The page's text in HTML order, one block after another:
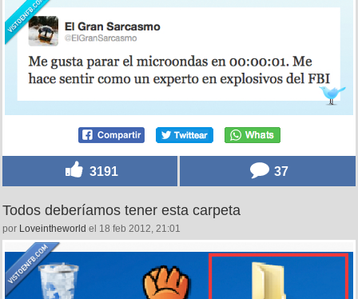
3191 37
Todos deberíamos tener esta carpeta
por Loveintheworld el 18 feb 2012, 21:01